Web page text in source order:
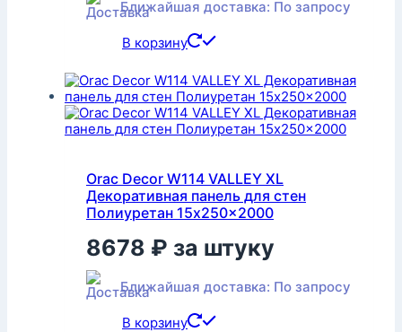
Ближайшая доставка: По запросу
В корзину
Orac Decor W114 VALLEY XL
Декоративная панель для стен
Полиуретан 15x250x2000
8678 ₽ за штуку
Ближайшая доставка: По запросу
В корзину